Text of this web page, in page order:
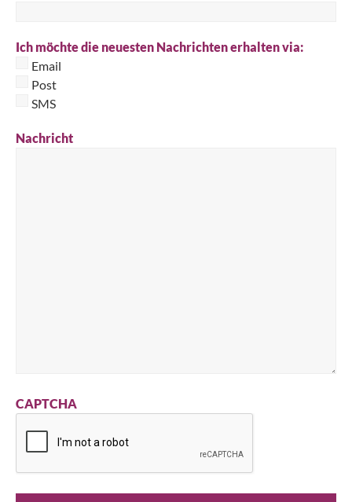
Ich möchte die neuesten Nachrichten erhalten via:
Email
Post
SMS
Nachricht
CAPTCHA